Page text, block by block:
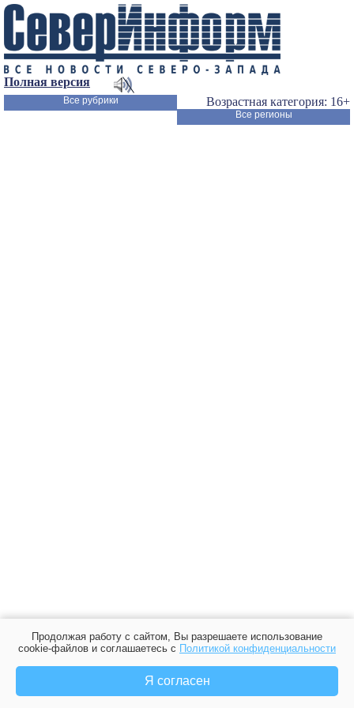
Полная версия
Возрастная категория: 16+
Все рубрики
Все регионы
Продолжая работу с сайтом, Вы разрешаете использование
cookie-файлов и соглашаетесь с Политикой конфиденциальности
Я согласен